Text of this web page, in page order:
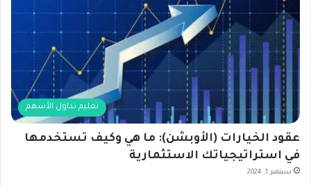
تعليم تداول الأسهم
عقود الخيارات (الأوبشن): ما هي وكيف تستخدمها
في استراتيجياتك الاستثمارية
سبتمبر 1, 2024